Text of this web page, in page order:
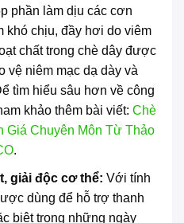
phần làm dịu các cơn
khó chịu, đầy hơi do viêm
chất trong chè dây được
vệ niêm mạc dạ dày và
tìm hiểu sâu hơn về công
khảo thêm bài viết: Chè
Giá Chuyên Môn Từ Thảo
.
giải độc cơ thể: Với tính
dùng để hỗ trợ thanh
biệt trong những ngày